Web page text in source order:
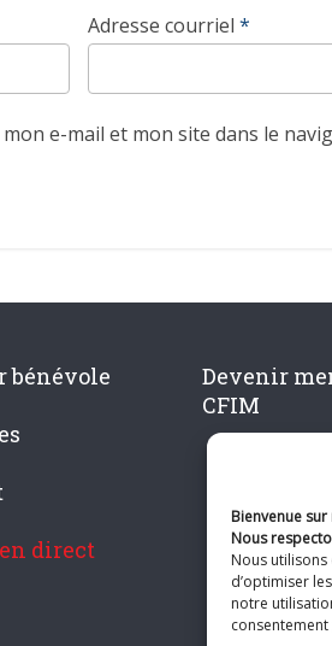
Bienvenue
Nous
Nous
d’optimiser
notre
Adresse courriel *
e-mail et mon site dans le
bénévole
direct
Devenir
CFIM